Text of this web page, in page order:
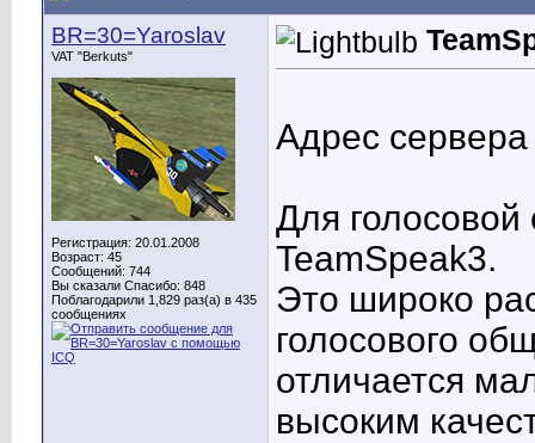
BR=30=Yaroslav
VAT "Berkuts"
Регистрация: 20.01.2008
Возраст: 45
Сообщений: 744
Вы сказали Спасибо: 848
Поблагодарили 1,829 раз(а) в 435
сообщениях
Адрес
Для голосовой
TeamSpeak3.
Это широко
голосового
отличается
высоким